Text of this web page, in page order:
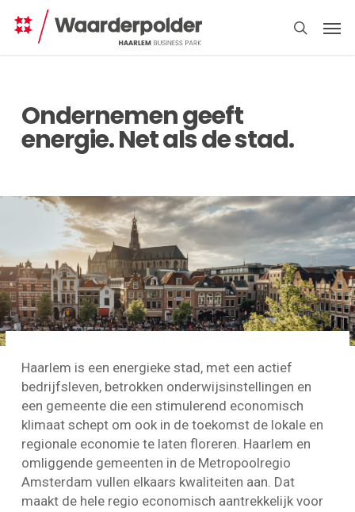
search
Ondernemen geeft
energie. Net als de stad.
Haarlem is een energieke stad, met een actief
bedrijfsleven, betrokken onderwijsinstellingen en
een gemeente die een stimulerend economisch
klimaat schept om ook in de toekomst de lokale en
regionale economie te laten floreren. Haarlem en
omliggende gemeenten in de Metropoolregio
Amsterdam vullen elkaars kwaliteiten aan. Dat
maakt de hele regio economisch aantrekkelijk voor
regelen